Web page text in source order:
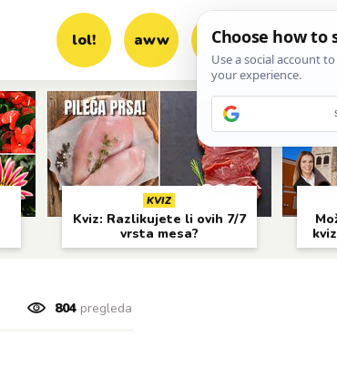
lol! aww vrh! woot?!
KVIZ
Kviz: Razlikujete li ovih 7/7
vrsta mesa?
804pregleda